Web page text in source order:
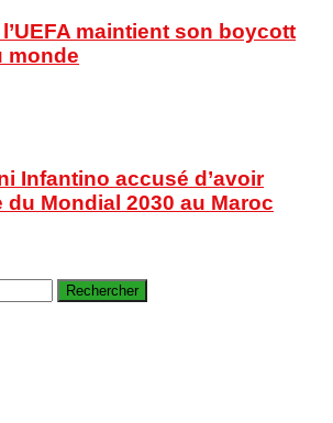
maintient son boycott
monde
Infantino accusé d’avoir
Mondial 2030 au Maroc